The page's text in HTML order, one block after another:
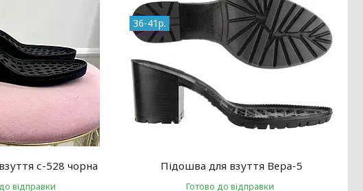
с-528 чорна
відправки
36-41р.
Підошва для взуття Вера-5
Готово до відправки